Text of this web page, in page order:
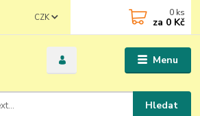
Menu
CZK
Hledat
0 ks
za 0 Kč